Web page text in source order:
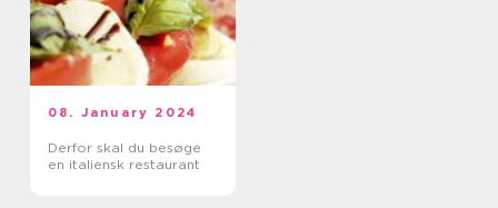
08. January 2024
Derfor skal du besøge
en italiensk restaurant